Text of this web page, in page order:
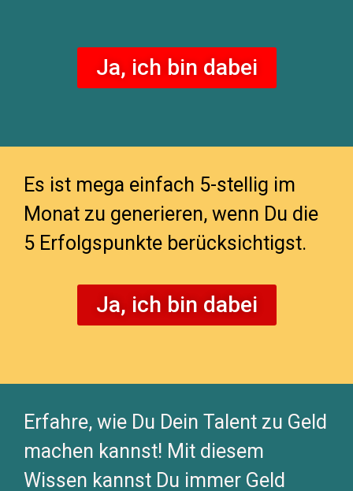
Ja, ich bin dabei
Es ist mega einfach 5-stellig im
Monat zu generieren, wenn Du die
5 Erfolgspunkte berücksichtigst.
Ja, ich bin dabei
Erfahre, wie Du Dein Talent zu Geld
machen kannst! Mit diesem
Wissen kannst Du immer Geld